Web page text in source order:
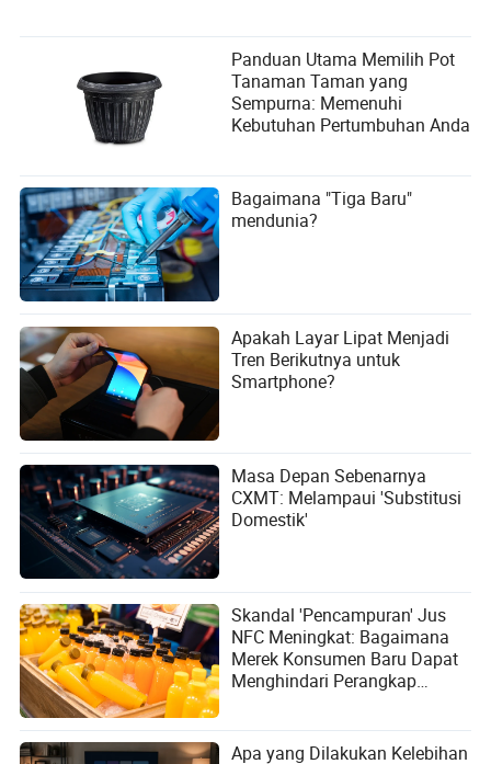
Panduan Utama Memilih Pot
Tanaman Taman yang
Sempurna: Memenuhi
Kebutuhan Pertumbuhan Anda
Bagaimana "Tiga Baru"
mendunia?
Apakah Layar Lipat Menjadi
Tren Berikutnya untuk
Smartphone?
Masa Depan Sebenarnya
CXMT: Melampaui 'Substitusi
Domestik'
Skandal 'Pencampuran' Jus
NFC Meningkat: Bagaimana
Merek Konsumen Baru Dapat
Menghindari Perangkap
Apa yang Dilakukan Kelebihan